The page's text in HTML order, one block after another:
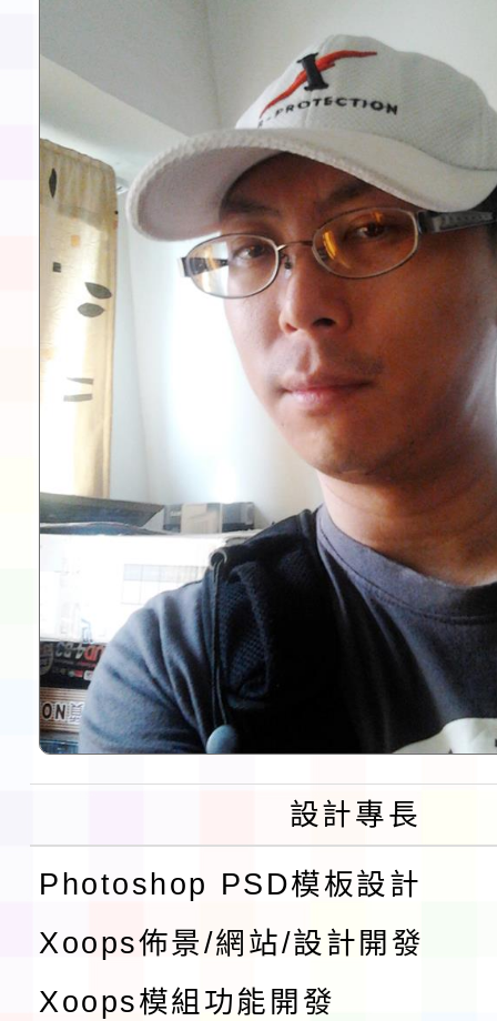
及師生本土語及新住民
實施要點各1份
設計專長
Photoshop PSD模板設計
Xoops佈景/網站/設計開發
Xoops模組功能開發